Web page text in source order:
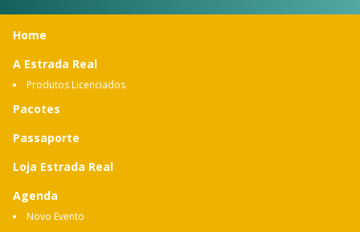
Home
A Estrada Real
Produtos Licenciados
Pacotes
Passaporte
Loja Estrada Real
Agenda
Novo Evento